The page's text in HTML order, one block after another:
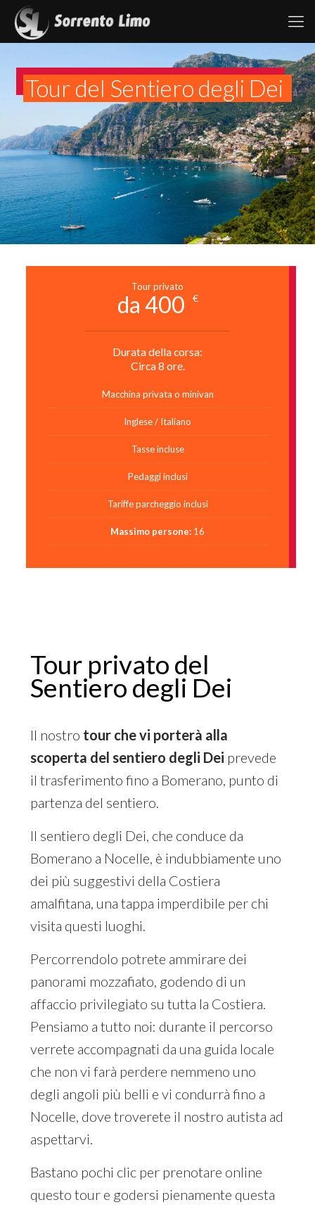
Tour del Sentiero degli Dei
Tour privato
da 400 €
Durata della corsa:
Circa 8 ore.
Macchina privata o minivan
Inglese / Italiano
Tasse incluse
Pedaggi inclusi
Tariffe parcheggio inclusi
Massimo persone: 16
Tour privato del
Sentiero degli Dei
Il nostro tour che vi porterà alla
scoperta del sentiero degli Dei prevede
il trasferimento fino a Bomerano, punto di
partenza del sentiero.
Il sentiero degli Dei, che conduce da
Bomerano a Nocelle, è indubbiamente uno
dei più suggestivi della Costiera
amalfitana, una tappa imperdibile per chi
visita questi luoghi.
Percorrendolo potrete ammirare dei
panorami mozzafiato, godendo di un
affaccio privilegiato su tutta la Costiera.
Pensiamo a tutto noi: durante il percorso
verrete accompagnati da una guida locale
che non vi farà perdere nemmeno uno
degli angoli più belli e vi condurrà fino a
Nocelle, dove troverete il nostro autista ad
aspettarvi.
Bastano pochi clic per prenotare online
questo tour e godersi pienamente questa